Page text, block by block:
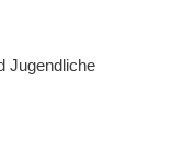
Jugendliche